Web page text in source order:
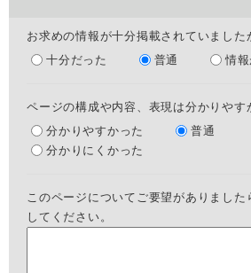
お求めの情報が十分掲載されていました
十分だった
普通 情
ページの構成や内容、表現は分かりやす
分かりやすかった
普通
分かりにくかった
このページについてご要望がありました
してください。